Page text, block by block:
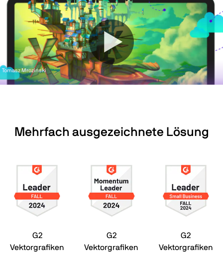
Tomasz Mroziński
Mehrfach ausgezeichnete Lösung
G2
Vektorgrafiken
G2
Vektorgrafiken
G2
Vektorgrafiken